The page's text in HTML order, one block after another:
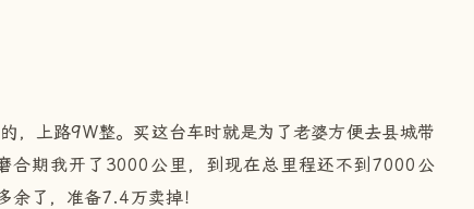
，上路9W整。买这台车时就是为了老婆方便去县城带
合期我开了3000公里，到现在总里程还不到7000公
余了，准备7.4万卖掉！